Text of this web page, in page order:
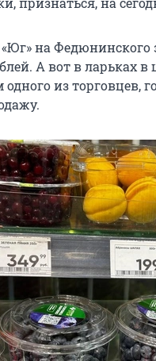
на
А вот в ларьках в
из торговцев,